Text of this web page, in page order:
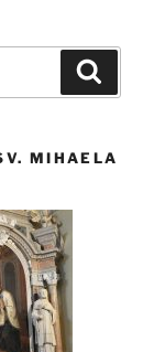
MIHAELA